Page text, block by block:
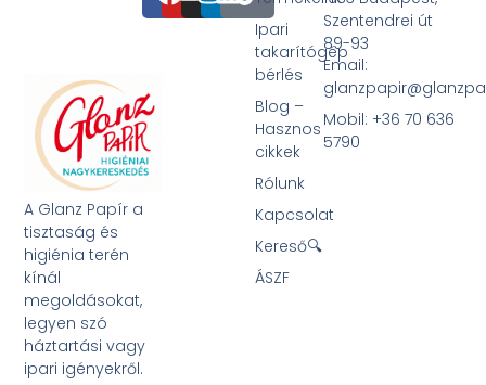
A Glanz Papír a
tisztaság és
higiénia terén
kínál
megoldásokat,
legyen szó
háztartási vagy
ipari igényekről.
Ipari
takarítógép
bérlés
Blog –
Hasznos
cikkek
Rólunk
Kapcsolat
Kereső🔍
ÁSZF
Szentendrei út
89-93
Email:
Mobil: +36 70 636
5790